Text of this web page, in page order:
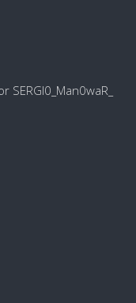
SERGI0_Man0waR_